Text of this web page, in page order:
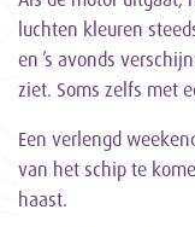
luchten kleuren
en ’s avonds
ziet. Soms zelfs met
Een verlengd
van het schip te
haast.